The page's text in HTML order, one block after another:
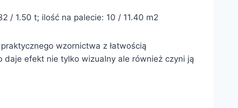
/ 1.50 t; ilość na palecie: 10 / 11.40 m2
wzornictwa z łatwością
daje efekt nie tylko wizualny ale również czyni ją